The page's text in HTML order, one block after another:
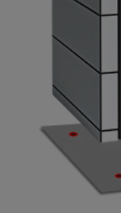
Anthracite Grey
A24.4.1
Steel Blue